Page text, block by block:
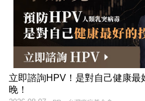
立即諮詢HPV！是對自己健康最
晚！